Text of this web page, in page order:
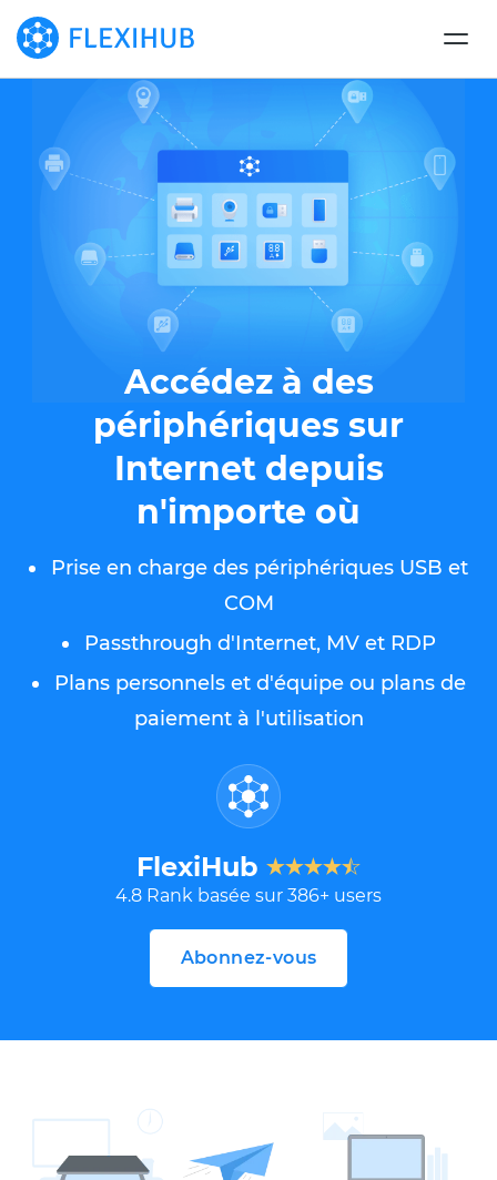
Accédez à des
périphériques sur
Internet depuis
n'importe où
Prise en charge des périphériques USB et
COM
Passthrough d'Internet, MV et RDP
Plans personnels et d'équipe ou plans de
paiement à l'utilisation
FlexiHub
4.8 Rank basée sur 386+ users
Abonnez-vous